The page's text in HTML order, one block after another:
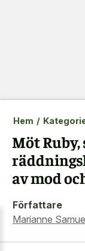
Hem /
Möt Ruby,
av mod
Författare
Marianne